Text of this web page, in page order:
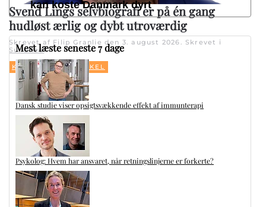
Svend Lings selvbiografi er på én gang
hudløst ærlig og dybt utroværdig
Skrevet af Filip Granlie den 3. august 2026. Skrevet i
Sundhed.
KULTUR , TOPARTIKEL
kan koste Danmark dyrt
Mest læste seneste 7 dage
Dansk studie viser opsigtsvækkende effekt af immunterapi
Psykolog: Hvem har ansvaret, når retningslinjerne er forkerte?